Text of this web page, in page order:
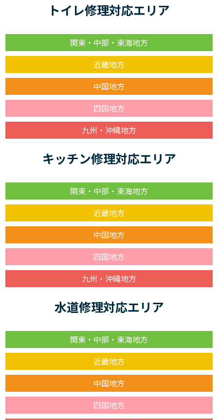
トイレ修理対応エリア
関東・中部・東海地方
近畿地方
中国地方
四国地方
九州・沖縄地方
キッチン修理対応エリア
関東・中部・東海地方
近畿地方
中国地方
四国地方
九州・沖縄地方
水道修理対応エリア
関東・中部・東海地方
近畿地方
中国地方
四国地方